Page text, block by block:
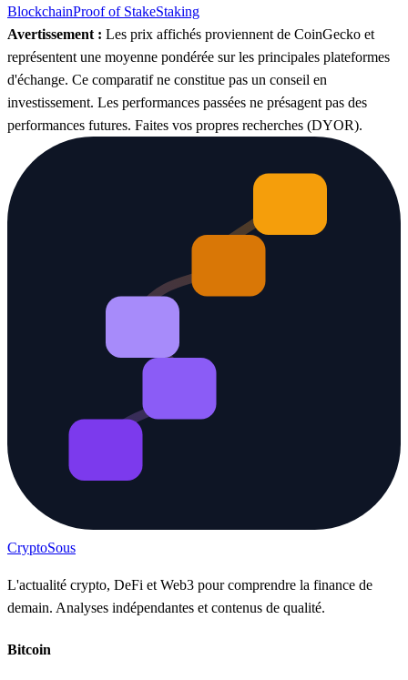
BlockchainProof of StakeStaking
Avertissement : Les prix affichés proviennent de CoinGecko et
représentent une moyenne pondérée sur les principales plateformes
d'échange. Ce comparatif ne constitue pas un conseil en
investissement. Les performances passées ne présagent pas des
performances futures. Faites vos propres recherches (DYOR).
CryptoSous
L'actualité crypto, DeFi et Web3 pour comprendre la finance de
demain. Analyses indépendantes et contenus de qualité.
Bitcoin